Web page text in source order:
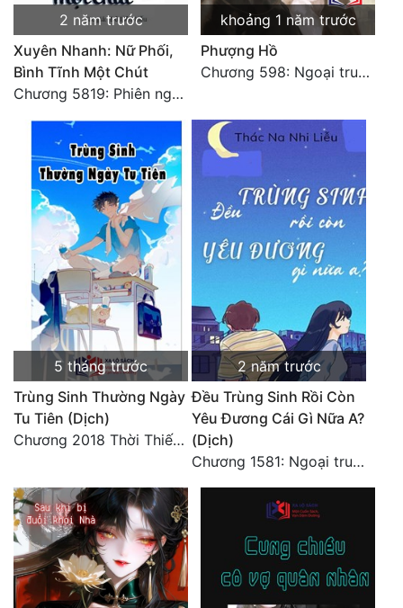
Xuyên Sách
Xuyên Thư
Điền Văn
Đô Thị
Đông Phương
Đông Phương Huyền Huyễn
Đồng Nhân
Cẩu Đạo Trường Sinh
Ngự Thú
Truyện Nam
Truyện Nữ
Vô Địch Lưu
Đam Mỹ
Đẹp
Đẹp Hiệp
2 năm trước
Xuyên Nhanh: Nữ Phối,
Bình Tĩnh Một Chút
Chương 5819: Phiên ngoại: Trở lại STARS [HẾT]
khoảng 1 năm trước
Phượng Hồ
Chương 598: Ngoại truyện: Tiểu Tiểu Ký
5 tháng trước
Trùng Sinh Thường Ngày
Tu Tiên (Dịch)
Chương 2018 Thời Thiếu Niên
2 năm trước
Đều Trùng Sinh Rồi Còn
Yêu Đương Cái Gì Nữa A?
(Dịch)
Chương 1581: Ngoại truyện 1 (9)